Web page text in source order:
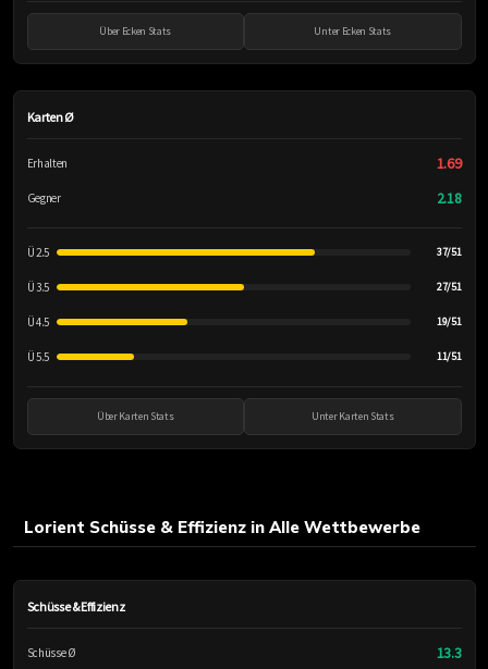
Über Ecken Stats Unter Ecken Stats
Karten Ø
Erhalten 1.69
Gegner 2.18
Ü 2.5 37/51
Ü 3.5 27/51
Ü 4.5 19/51
Ü 5.5 11/51
Über Karten Stats Unter Karten Stats
Lorient Schüsse & Effizienz in Alle Wettbewerbe
Schüsse & Effizienz
Schüsse Ø 13.3